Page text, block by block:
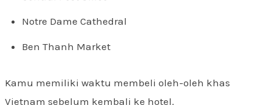
Notre Dame Cathedral
Ben Thanh Market
Kamu memiliki waktu membeli oleh-oleh khas
Vietnam sebelum kembali ke hotel.